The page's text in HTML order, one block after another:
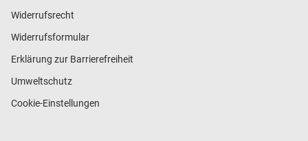
Widerrufsrecht
Widerrufsformular
Erklärung zur Barrierefreiheit
Umweltschutz
Cookie-Einstellungen